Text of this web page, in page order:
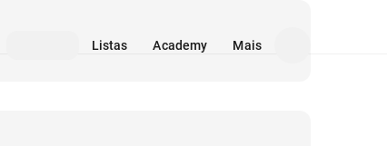
Listas Academy Mais